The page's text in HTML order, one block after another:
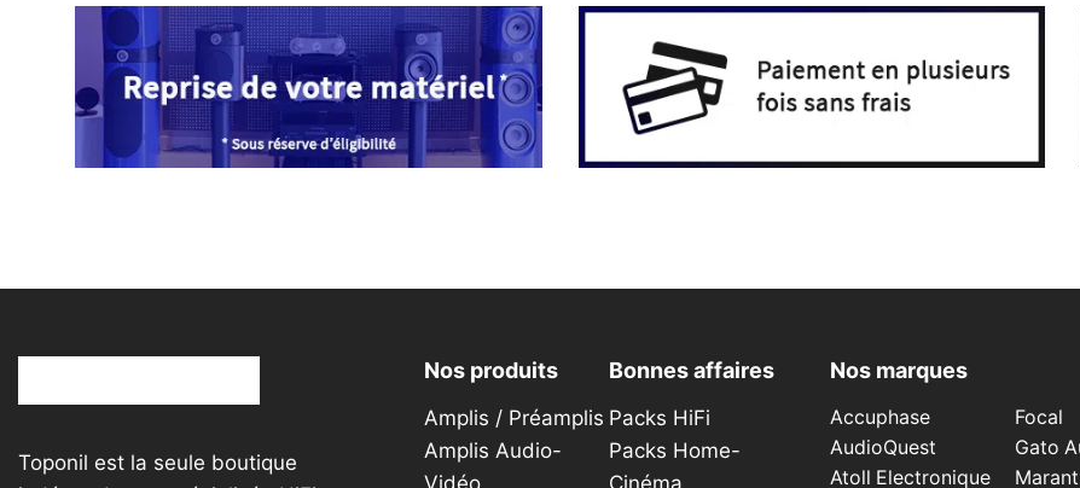
899,00€
Les
options
peuvent
être
choisies
sur
options
être
choisies
la
Toponil est la seule boutique
Nos produits
Amplis / Préamplis
Amplis Audio-
Vidéo
Bonnes affaires
Packs HiFi
Packs Home-
Cinéma
Nos marques
Accuphase
AudioQuest
Atoll Electronique
Focal
Gato